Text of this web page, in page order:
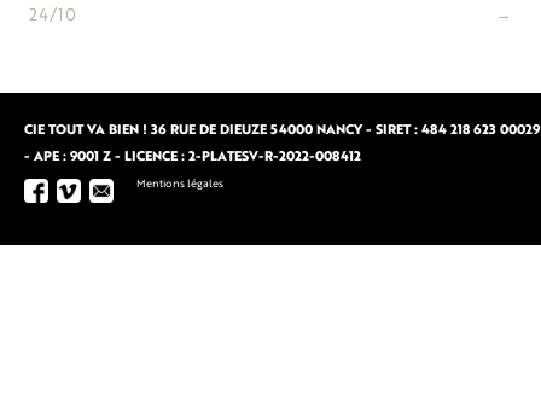
des
24/10
→
CIE TOUT VA BIEN ! 36 RUE DE DIEUZE 54000 NANCY - SIRET : 484 218 623 00029
- APE : 9001 Z - LICENCE : 2-PLATESV-R-2022-008412
Mentions légales